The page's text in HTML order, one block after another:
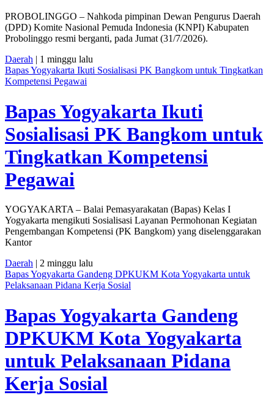
PROBOLINGGO – Nahkoda pimpinan Dewan Pengurus Daerah
(DPD) Komite Nasional Pemuda Indonesia (KNPI) Kabupaten
Probolinggo resmi berganti, pada Jumat (31/7/2026).
Daerah | 1 minggu lalu
Bapas Yogyakarta Ikuti Sosialisasi PK Bangkom untuk Tingkatkan
Kompetensi Pegawai
Bapas Yogyakarta Ikuti
Sosialisasi PK Bangkom untuk
Tingkatkan Kompetensi
Pegawai
YOGYAKARTA – Balai Pemasyarakatan (Bapas) Kelas I
Yogyakarta mengikuti Sosialisasi Layanan Permohonan Kegiatan
Pengembangan Kompetensi (PK Bangkom) yang diselenggarakan
Kantor
Daerah | 2 minggu lalu
Bapas Yogyakarta Gandeng DPKUKM Kota Yogyakarta untuk
Pelaksanaan Pidana Kerja Sosial
Bapas Yogyakarta Gandeng
DPKUKM Kota Yogyakarta
untuk Pelaksanaan Pidana
Kerja Sosial